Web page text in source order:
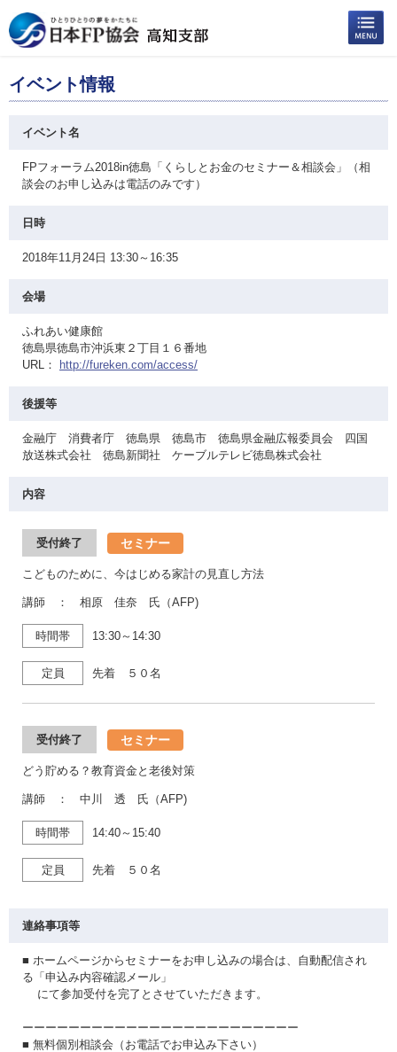
イベント情報
イベント名
FPフォーラム2018in徳島「くらしとお金のセミナー＆相談会」（相
談会のお申し込みは電話のみです）
日時
2018年11月24日 13:30～16:35
会場
ふれあい健康館
徳島県徳島市沖浜東２丁目１６番地
URL：
http://fureken.com/access/
後援等
金融庁 消費者庁 徳島県 徳島市 徳島県金融広報委員会 四国
放送株式会社 徳島新聞社 ケーブルテレビ徳島株式会社
内容
受付終了 セミナー
こどものために、今はじめる家計の見直し方法
講師 ： 相原 佳奈 氏（AFP)
時間帯 13:30～14:30
定員 先着 ５０名
受付終了 セミナー
どう貯める？教育資金と老後対策
講師 ： 中川 透 氏（AFP)
時間帯 14:40～15:40
定員 先着 ５０名
連絡事項等
■ ホームページからセミナーをお申し込みの場合は、自動配信され
る「申込み内容確認メール」
にて参加受付を完了とさせていただきます。
ーーーーーーーーーーーーーーーーーーーーーーーー
■ 無料個別相談会（お電話でお申込み下さい）